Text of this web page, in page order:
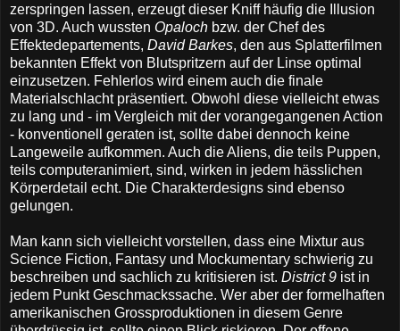
zerspringen lassen, erzeugt dieser Kniff häufig die Illusion
von 3D. Auch wussten Opaloch bzw. der Chef des
Effektedepartements, David Barkes, den aus Splatterfilmen
bekannten Effekt von Blutspritzern auf der Linse optimal
einzusetzen. Fehlerlos wird einem auch die finale
Materialschlacht präsentiert. Obwohl diese vielleicht etwas
zu lang und - im Vergleich mit der vorangegangenen Action
- konventionell geraten ist, sollte dabei dennoch keine
Langeweile aufkommen. Auch die Aliens, die teils Puppen,
teils computeranimiert, sind, wirken in jedem hässlichen
Körperdetail echt. Die Charakterdesigns sind ebenso
gelungen.
Man kann sich vielleicht vorstellen, dass eine Mixtur aus
Science Fiction, Fantasy und Mockumentary schwierig zu
beschreiben und sachlich zu kritisieren ist. District 9 ist in
jedem Punkt Geschmackssache. Wer aber der formelhaften
amerikanischen Grossproduktionen in diesem Genre